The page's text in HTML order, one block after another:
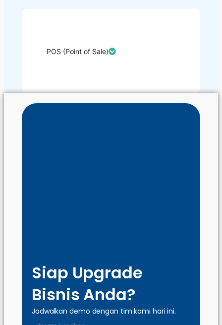
POS (Point of Sale)​
Siap Upgrade
Bisnis Anda?
Jadwalkan demo dengan tim kami hari ini.